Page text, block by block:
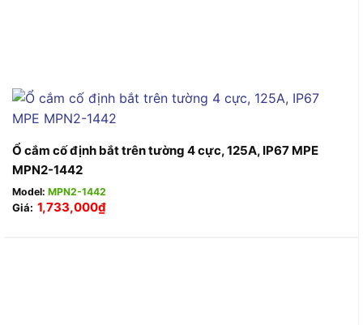
Ổ cắm cố định bắt trên tường 4 cực, 125A, IP67 MPE
MPN2-1442
Model: MPN2-1442
Giá: 1,733,000₫